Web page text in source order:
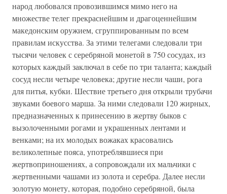
народ любовался провозившимся мимо него на
множестве телег прекраснейшим и драгоценнейшим
македонским оружием, сгруппированным по всем
правилам искусства. За этими телегами следовали три
тысячи человек с серебряной монетой в 750 сосудах, из
которых каждый заключал в себе по три таланта; каждый
сосуд несли четыре человека; другие несли чаши, рога
для питья, кубки. Шествие третьего дня открыли трубачи
звуками боевого марша. За ними следовали 120 жирных,
предназначенных к принесению в жертву быков с
вызолоченными рогами и украшенных лентами и
венками; на их молодых вожаках красовались
великолепные пояса, употреблявшиеся при
жертвоприношениях, а сопровождали их мальчики с
жертвенными чашами из золота и серебра. Далее несли
золотую монету, которая, подобно серебряной, была